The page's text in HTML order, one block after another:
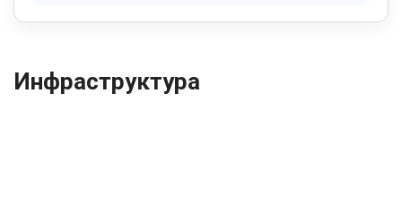
Инфраструктура